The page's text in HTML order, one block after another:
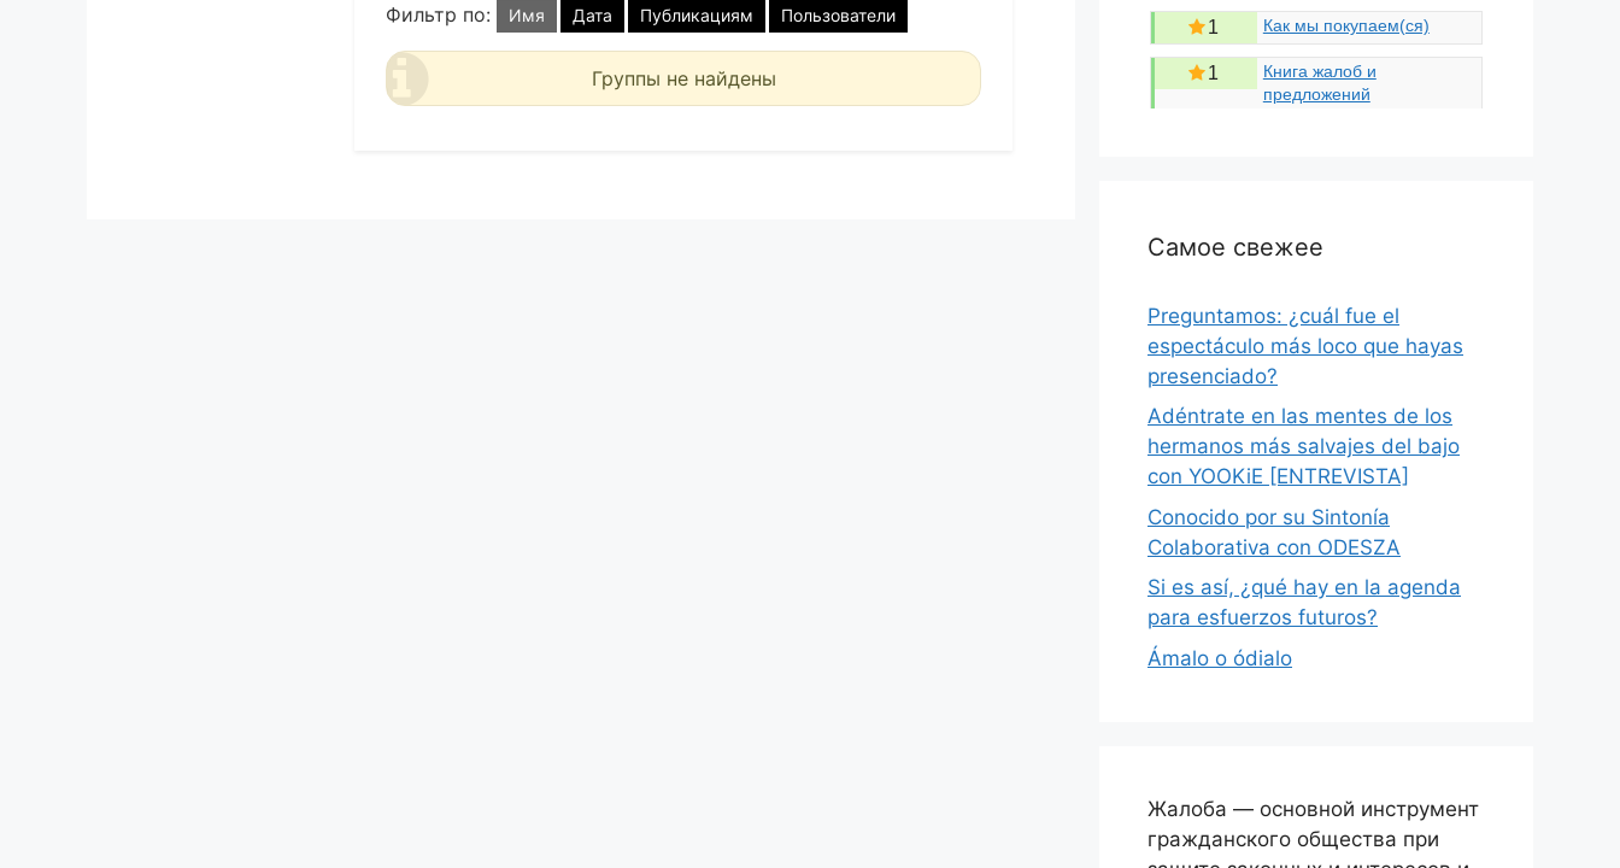
Фильтр по: Имя Дата Публикациям Пользователи
Группы не найдены
1 Как мы покупаем(ся)
1
Книга жалоб и
предложений
Самое свежее
Preguntamos: ¿cuál fue el
espectáculo más loco que hayas
presenciado?
Adéntrate en las mentes de los
hermanos más salvajes del bajo
con YOOKiE [ENTREVISTA]
Conocido por su Sintonía
Colaborativa con ODESZA
Si es así, ¿qué hay en la agenda
para esfuerzos futuros?
Ámalo o ódialo
Жалоба — основной инструмент
гражданского общества при